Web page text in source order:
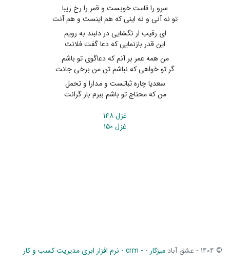
سرو را قامت خوبست و قمر را رخ زیبا
تو نه آنی و نه اینی که هم اینست و هم آنت
ای رقیب ار نگشایی در دلبند به رویم
این قدر بازنمایی که دعا گفت فلانت
من همه عمر بر آنم که دعاگوی تو باشم
گر تو خواهی که نباشم تن من برخی جانت
سعدیا چاره ثباتست و مدارا و تحمل
من که محتاج تو باشم ببرم بار گرانت
غزل ۱۴۸
غزل ۱۵۰
© ۱۴۰۴ - عشق آباد میزکار - - crm - نرم افزار ابری مدیریت کسب و کار